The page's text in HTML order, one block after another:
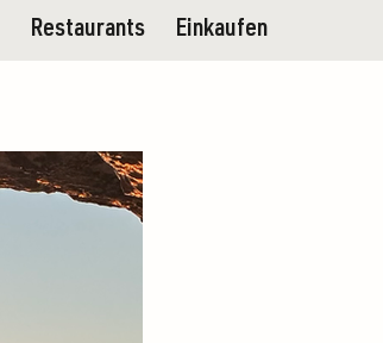
Restaurants Einkaufen